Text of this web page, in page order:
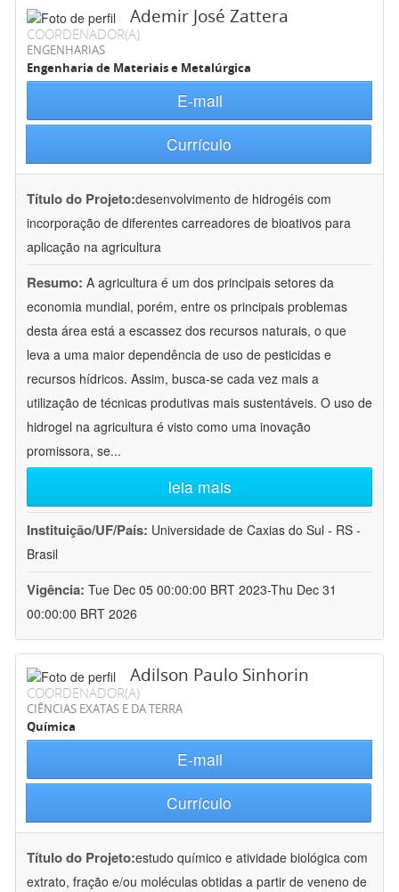
Ademir José Zattera
COORDENADOR(A)
ENGENHARIAS
Engenharia de Materiais e Metalúrgica
E-mail
Currículo
Título do Projeto:desenvolvimento de hidrogéis com
incorporação de diferentes carreadores de bioativos para
aplicação na agricultura
Resumo: A agricultura é um dos principais setores da
economia mundial, porém, entre os principais problemas
desta área está a escassez dos recursos naturais, o que
leva a uma maior dependência de uso de pesticidas e
recursos hídricos. Assim, busca-se cada vez mais a
utilização de técnicas produtivas mais sustentáveis. O uso de
hidrogel na agricultura é visto como uma inovação
promissora, se...
leia mais
Instituição/UF/País: Universidade de Caxias do Sul - RS -
Brasil
Vigência: Tue Dec 05 00:00:00 BRT 2023-Thu Dec 31
00:00:00 BRT 2026
Adilson Paulo Sinhorin
COORDENADOR(A)
CIÊNCIAS EXATAS E DA TERRA
Química
E-mail
Currículo
Título do Projeto:estudo químico e atividade biológica com
extrato, fração e/ou moléculas obtidas a partir de veneno de